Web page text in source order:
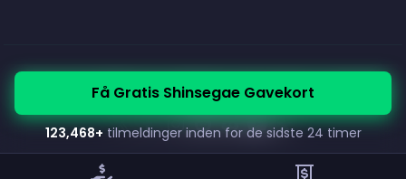
Få Gratis Shinsegae Gavekort
123,468+ tilmeldinger inden for de sidste 24 timer
© Freecash2026 Servicevilkår Privatlivspolitik
Cookiepolitik
•Kolofon